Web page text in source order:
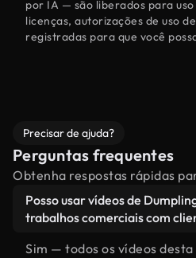
por IA — são liberados para
licenças, autorizações de uso
registradas para que você
Precisar de ajuda?
Perguntas frequentes
Obtenha respostas rápidas
Posso usar vídeos de
trabalhos comerciais com
Sim — todos os vídeos